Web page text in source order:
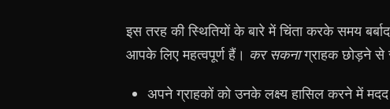
इस तरह की स्थितियों के बारे में चिंता करके समय
आपके लिए महत्वपूर्ण हैं। कर सकनाग्राहक छोड़ने से
अपने ग्राहकों को उनके लक्ष्य हासिल करने में